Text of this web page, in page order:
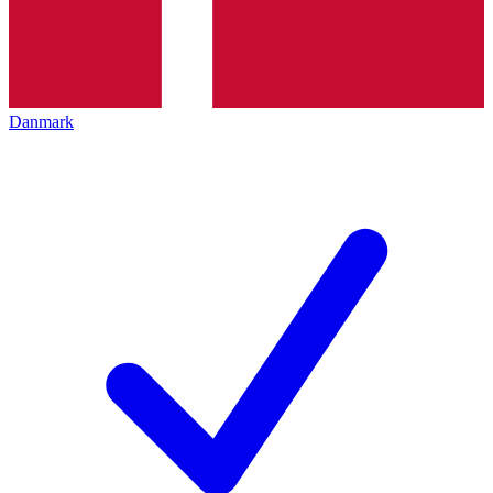
Danmark